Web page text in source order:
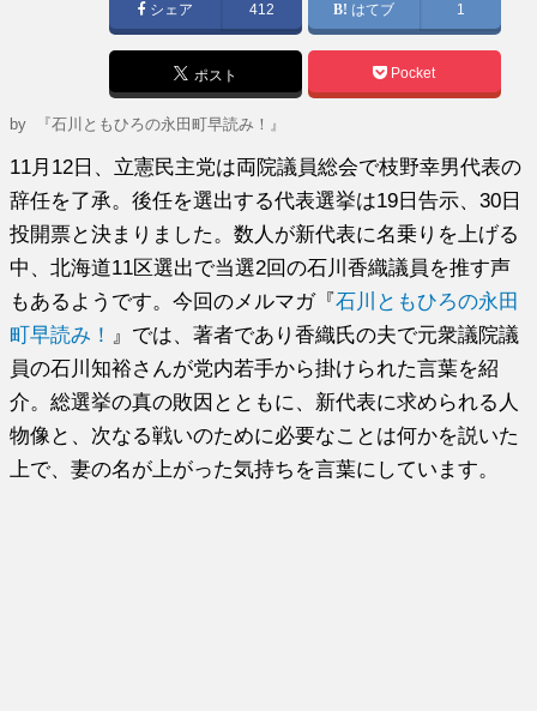
シェア 412 はてブ 1
ポスト Pocket
by 『石川ともひろの永田町早読み！』
11月12日、立憲民主党は両院議員総会で枝野幸男代表の
辞任を了承。後任を選出する代表選挙は19日告示、30日
投開票と決まりました。数人が新代表に名乗りを上げる
中、北海道11区選出で当選2回の石川香織議員を推す声
もあるようです。今回のメルマガ『石川ともひろの永田
町早読み！
』では、著者であり香織氏の夫で元衆議院議
員の石川知裕さんが党内若手から掛けられた言葉を紹
介。総選挙の真の敗因とともに、新代表に求められる人
物像と、次なる戦いのために必要なことは何かを説いた
上で、妻の名が上がった気持ちを言葉にしています。